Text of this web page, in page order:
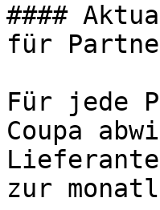
####
für
Für jede
Coupa
zur